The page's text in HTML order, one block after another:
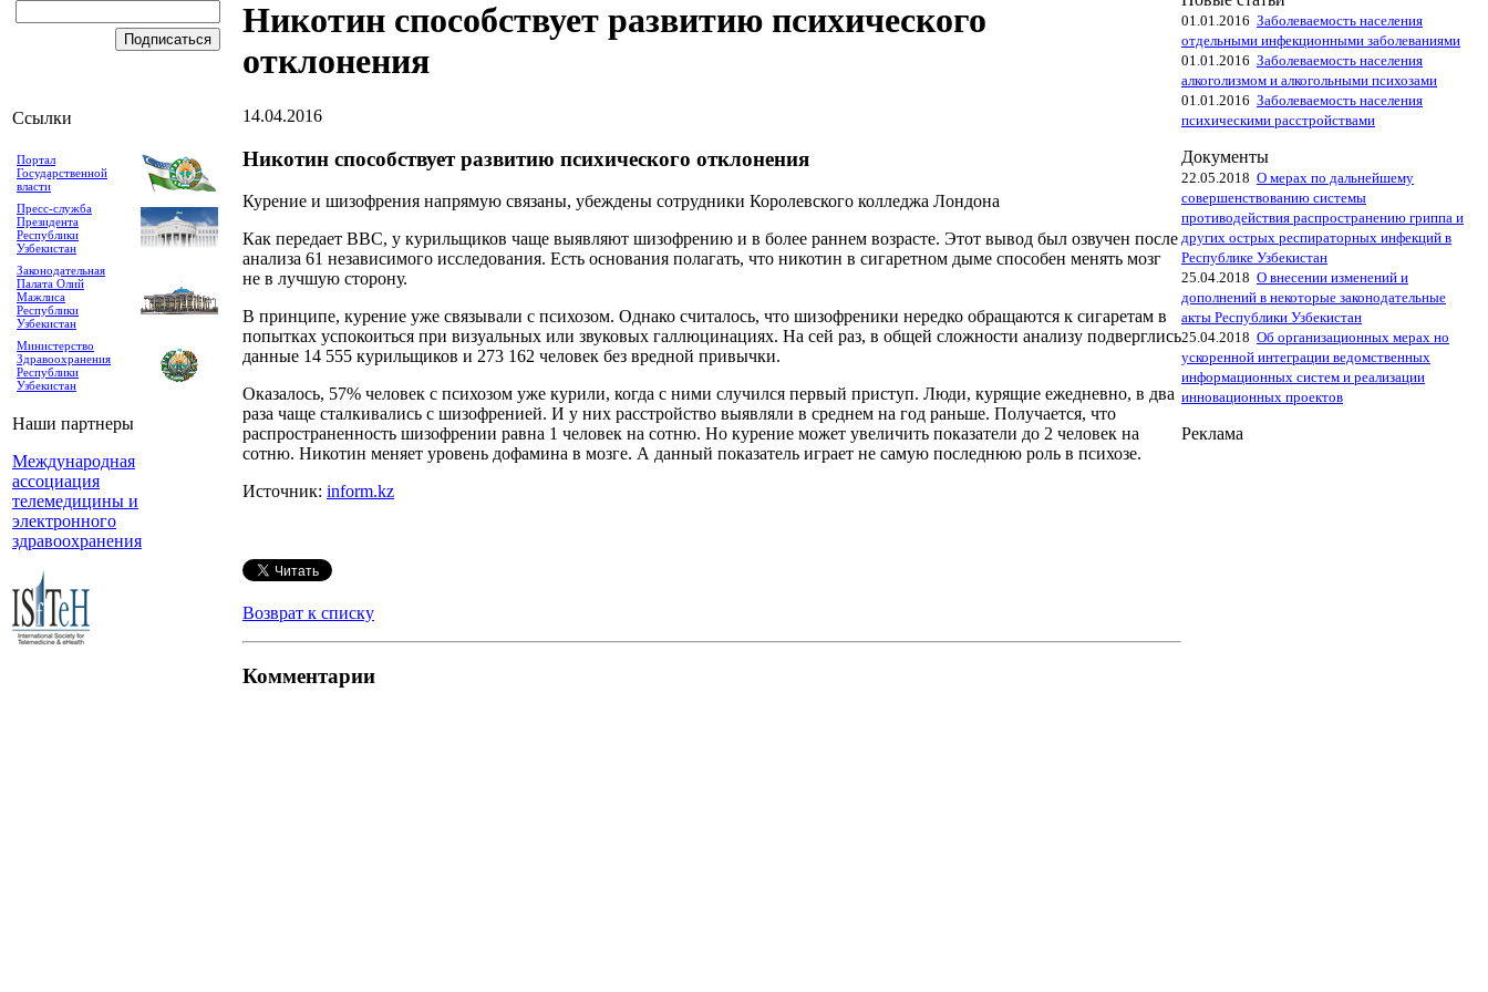
Ссылки
Портал
Государственной
власти
Пресс-служба
Президента
Республики
Узбекистан
Законодательная
Палата Олий
Мажлиса
Республики
Узбекистан
Министерство
Здравоохранения
Республики
Узбекистан
Наши партнеры
Международная
ассоциация
телемедицины и
электронного
здравоохранения
Никотин способствует развитию психического
отклонения
14.04.2016
Никотин способствует развитию психического отклонения
Курение и шизофрения напрямую связаны, убеждены сотрудники Королевского колледжа Лондона
Как передает BBC, у курильщиков чаще выявляют шизофрению и в более раннем возрасте. Этот вывод был озвучен после
анализа 61 независимого исследования. Есть основания полагать, что никотин в сигаретном дыме способен менять мозг
не в лучшую сторону.
В принципе, курение уже связывали с психозом. Однако считалось, что шизофреники нередко обращаются к сигаретам в
попытках успокоиться при визуальных или звуковых галлюцинациях. На сей раз, в общей сложности анализу подверглись
данные 14 555 курильщиков и 273 162 человек без вредной привычки.
Оказалось, 57% человек с психозом уже курили, когда с ними случился первый приступ. Люди, курящие ежедневно, в два
раза чаще сталкивались с шизофренией. И у них расстройство выявляли в среднем на год раньше. Получается, что
распространенность шизофрении равна 1 человек на сотню. Но курение может увеличить показатели до 2 человек на
сотню. Никотин меняет уровень дофамина в мозге. А данный показатель играет не самую последнюю роль в психозе.
Источник: inform.kz
Возврат к списку
Комментарии
01.01.2016 Заболеваемость населения
отдельными инфекционными заболеваниями
01.01.2016 Заболеваемость населения
алкоголизмом и алкогольными психозами
01.01.2016 Заболеваемость населения
психическими расстройствами
Документы
22.05.2018 О мерах по дальнейшему
совершенствованию системы
противодействия распространению гриппа и
других острых респираторных инфекций в
Республике Узбекистан
25.04.2018 О внесении изменений и
дополнений в некоторые законодательные
акты Республики Узбекистан
25.04.2018 Об организационных мерах но
ускоренной интеграции ведомственных
информационных систем и реализации
инновационных проектов
Реклама